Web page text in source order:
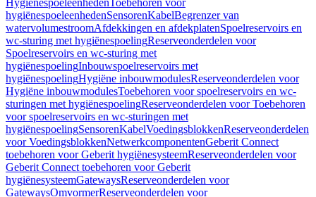
HygiënespoeleenhedenToebehoren voor
hygiënespoeleenhedenSensorenKabelBegrenzer van
watervolumestroomAfdekkingen en afdekplatenSpoelreservoirs en
wc-sturing met hygiënespoelingReserveonderdelen voor
Spoelreservoirs en wc-sturing met
hygiënespoelingInbouwspoelreservoirs met
hygiënespoelingHygiëne inbouwmodulesReserveonderdelen voor
Hygiëne inbouwmodulesToebehoren voor spoelreservoirs en wc-
sturingen met hygiënespoelingReserveonderdelen voor Toebehoren
voor spoelreservoirs en wc-sturingen met
hygiënespoelingSensorenKabelVoedingsblokkenReserveonderdelen
voor VoedingsblokkenNetwerkcomponentenGeberit Connect
toebehoren voor Geberit hygiënesysteemReserveonderdelen voor
Geberit Connect toebehoren voor Geberit
hygiënesysteemGatewaysReserveonderdelen voor
GatewaysOmvormerReserveonderdelen voor